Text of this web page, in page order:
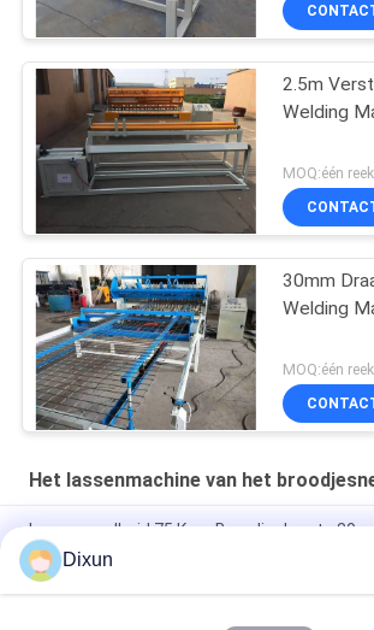
2.5m
Welding
MOQ:één
30mm
Welding
MOQ:één
Het lassenmachine van het
Lassensnelheid 75 Keer Broodjeslengte
Manufacturing Machine
Lengte 60m Plc 2.5mm Dia Roll Mesh
Dixun